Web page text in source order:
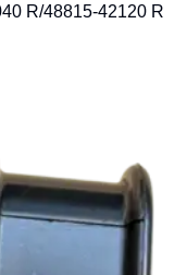
R/48815-42120 R